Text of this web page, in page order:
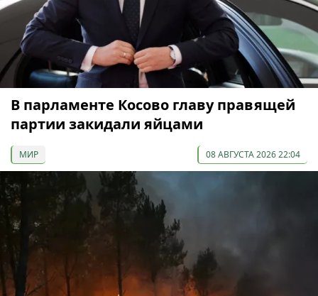
В парламенте Косово главу правящей
партии закидали яйцами
МИР 08 АВГУСТА 2026 22:04